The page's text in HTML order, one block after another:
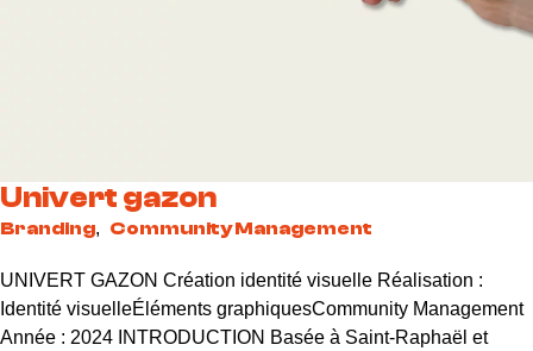
Univert gazon
Branding, Community Management
UNIVERT GAZON Création identité visuelle Réalisation :
Identité visuelleÉléments graphiquesCommunity Management
Année : 2024 INTRODUCTION Basée à Saint-Raphaël et